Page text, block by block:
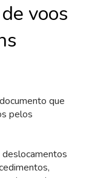
voos
que
pelos
deslocamentos